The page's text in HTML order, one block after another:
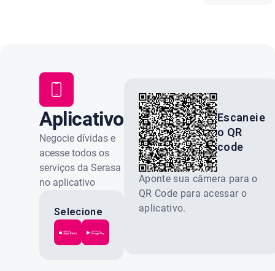
Aplicativo
Serasa
Negocie dívidas e
acesse todos os
serviços da Serasa
no aplicativo
100% seguro.
Selecione
a loja do
seu
Escaneie
o QR
code
Aponte sua câmera para o
QR Code para acessar o
aplicativo.